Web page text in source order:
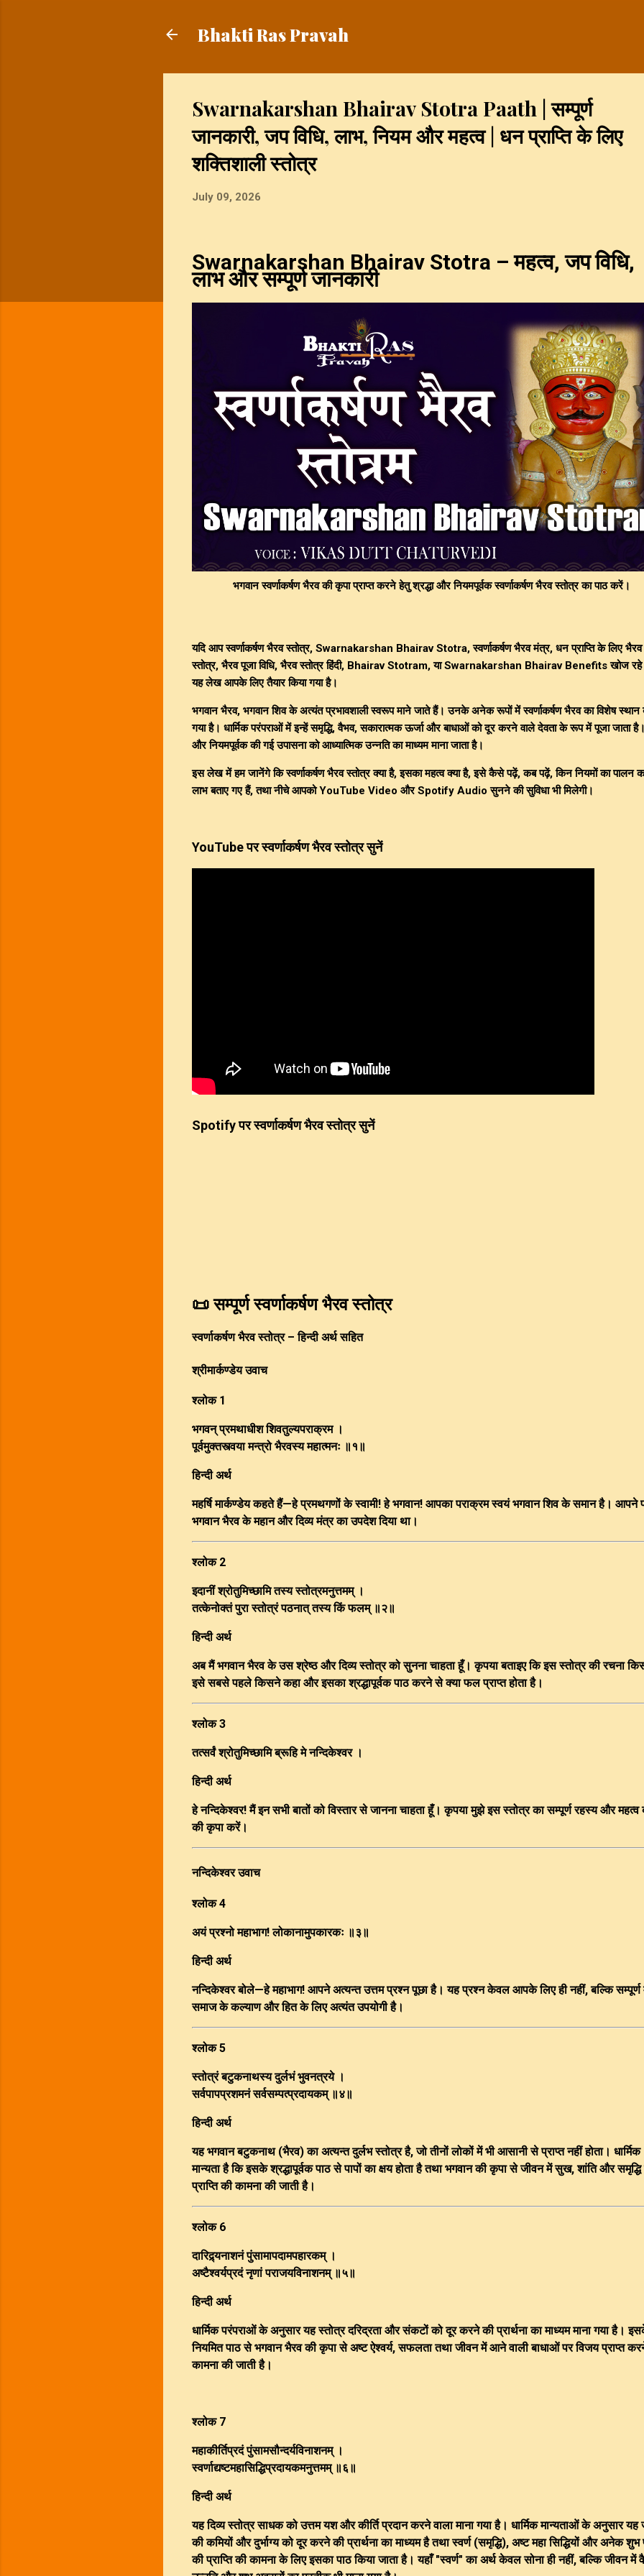
Bhakti Ras Pravah
Swarnakarshan Bhairav Stotra Paath | सम्पूर्ण
जानकारी, जप विधि, लाभ, नियम और महत्व | धन प्राप्ति के लिए
शक्तिशाली स्तोत्र
July 09, 2026
Swarnakarshan Bhairav Stotra – महत्व, जप विधि,
लाभ और सम्पूर्ण जानकारी
भगवान स्वर्णाकर्षण भैरव की कृपा प्राप्त करने हेतु श्रद्धा और नियमपूर्वक स्वर्णाकर्षण भैरव स्तोत्र का पाठ करें।
यदि आपस्वर्णाकर्षण भैरव स्तोत्र, Swarnakarshan Bhairav Stotra,स्वर्णाकर्षण भैरव मंत्र, धन प्राप्ति के लिए भैरव
स्तोत्र, भैरव पूजा विधि, भैरव स्तोत्र हिंदी, Bhairav Stotram, याSwarnakarshan Bhairav Benefitsखोज रहे
यह लेख आपके लिए तैयार किया गया है।
भगवान भैरव, भगवान शिव के अत्यंत प्रभावशाली स्वरूप माने जाते हैं। उनके अनेक रूपों मेंस्वर्णाकर्षण भैरवका विशेष स्थान
गया है। धार्मिक परंपराओं में इन्हें समृद्धि, वैभव, सकारात्मक ऊर्जा और बाधाओं को दूर करने वाले देवता के रूप में पूजा जाता है।
और नियमपूर्वक की गई उपासना को आध्यात्मिक उन्नति का माध्यम माना जाता है।
इस लेख में हम जानेंगे किस्वर्णाकर्षण भैरव स्तोत्र क्या है, इसका महत्व क्या है, इसे कैसे पढ़ें, कब पढ़ें, किन नियमों का पालन
लाभ बताए गए हैं, तथा नीचे आपकोYouTube Video औरSpotify Audio सुनने की सुविधा भी मिलेगी।
YouTube पर स्वर्णाकर्षण भैरव स्तोत्र सुनें
Spotify पर स्वर्णाकर्षण भैरव स्तोत्र सुनें
📜 सम्पूर्ण स्वर्णाकर्षण भैरव स्तोत्र
स्वर्णाकर्षण भैरव स्तोत्र – हिन्दी अर्थ सहित
श्रीमार्कण्डेय उवाच
श्लोक 1
भगवन् प्रमथाधीश शिवतुल्यपराक्रम ।
पूर्वमुक्तस्त्वया मन्त्रो भैरवस्य महात्मनः ॥१॥
हिन्दी अर्थ
महर्षि मार्कण्डेय कहते हैं—हे प्रमथगणों के स्वामी! हे भगवान! आपका पराक्रम स्वयं भगवान शिव के समान है। आपने
भगवान भैरव के महान और दिव्य मंत्र का उपदेश दिया था।
श्लोक 2
इदानीं श्रोतुमिच्छामि तस्य स्तोत्रमनुत्तमम् ।
तत्केनोक्तं पुरा स्तोत्रं पठनात् तस्य किं फलम् ॥२॥
हिन्दी अर्थ
अब मैं भगवान भैरव के उस श्रेष्ठ और दिव्य स्तोत्र को सुनना चाहता हूँ। कृपया बताइए कि इस स्तोत्र की रचना
इसे सबसे पहले किसने कहा और इसका श्रद्धापूर्वक पाठ करने से क्या फल प्राप्त होता है।
श्लोक 3
तत्सर्वं श्रोतुमिच्छामि ब्रूहि मे नन्दिकेश्वर ।
हिन्दी अर्थ
हे नन्दिकेश्वर! मैं इन सभी बातों को विस्तार से जानना चाहता हूँ। कृपया मुझे इस स्तोत्र का सम्पूर्ण रहस्य और महत्व
की कृपा करें।
नन्दिकेश्वर उवाच
श्लोक 4
अयं प्रश्नो महाभाग! लोकानामुपकारकः ॥३॥
हिन्दी अर्थ
नन्दिकेश्वर बोले—हे महाभाग! आपने अत्यन्त उत्तम प्रश्न पूछा है। यह प्रश्न केवल आपके लिए ही नहीं, बल्कि सम्पूर्ण
समाज के कल्याण और हित के लिए अत्यंत उपयोगी है।
श्लोक 5
स्तोत्रं बटुकनाथस्य दुर्लभं भुवनत्रये ।
सर्वपापप्रशमनं सर्वसम्पत्प्रदायकम् ॥४॥
हिन्दी अर्थ
यह भगवान बटुकनाथ (भैरव) का अत्यन्त दुर्लभ स्तोत्र है, जो तीनों लोकों में भी आसानी से प्राप्त नहीं होता। धार्मिक
मान्यता है कि इसके श्रद्धापूर्वक पाठ से पापों का क्षय होता है तथा भगवान की कृपा से जीवन में सुख, शांति और
प्राप्ति की कामना की जाती है।
श्लोक 6
दारिद्र्यनाशनं पुंसामापदामपहारकम् ।
अष्टैश्वर्यप्रदं नृणां पराजयविनाशनम् ॥५॥
हिन्दी अर्थ
धार्मिक परंपराओं के अनुसार यह स्तोत्र दरिद्रता और संकटों को दूर करने की प्रार्थना का माध्यम माना गया है।
नियमित पाठ से भगवान भैरव की कृपा से अष्ट ऐश्वर्य, सफलता तथा जीवन में आने वाली बाधाओं पर विजय प्राप्त
कामना की जाती है।
श्लोक 7
महाकीर्तिप्रदं पुंसामसौन्दर्यविनाशनम् ।
स्वर्णाद्यष्टमहासिद्धिप्रदायकमनुत्तमम् ॥६॥
हिन्दी अर्थ
यह दिव्य स्तोत्र साधक को उत्तम यश और कीर्ति प्रदान करने वाला माना गया है। धार्मिक मान्यताओं के अनुसार यह
की कमियों और दुर्भाग्य को दूर करने की प्रार्थना का माध्यम है तथा स्वर्ण (समृद्धि), अष्ट महा सिद्धियों और अनेक
की प्राप्ति की कामना के लिए इसका पाठ किया जाता है। यहाँ "स्वर्ण" का अर्थ केवल सोना ही नहीं, बल्कि जीवन में